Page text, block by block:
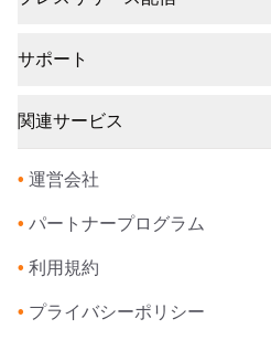
サポート
関連サービス
• 運営会社
• パートナープログラム
• 利用規約
• プライバシーポリシー